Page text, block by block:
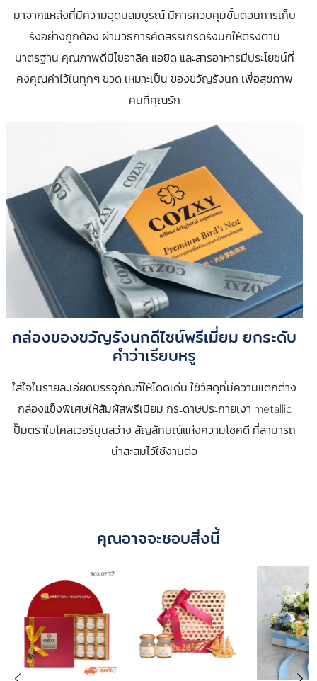
มาจากแหล่งที่มีความอุดมสมบูรณ์ มีการควบคุมขั้นตอนการเก็บ
รังอย่างถูกต้อง ผ่านวิธีการคัดสรรเกรดรังนกให้ตรงตาม
มาตรฐาน คุณภาพดีมีไซอาลิค แอซิด และสารอาหารมีประโยชน์ที่
คงคุณค่าไว้ในทุกๆ ขวด เหมาะเป็น ของขวัญรังนก เพื่อสุขภาพ
คนที่คุณรัก
กล่องของขวัญรังนกดีไซน์พรีเมี่ยม ยกระดับ
คำว่าเรียบหรู
ใส่ใจในรายละเอียดบรรจุภัณฑ์ให้โดดเด่น ใช้วัสดุที่มีความแตกต่าง
กล่องแข็งพิเศษให้สัมผัสพรีเมียม กระดาษประกายเงา metallic
ปั๊มตราใบโคลเวอร์นูนสว่าง สัญลักษณ์แห่งความโชคดี ที่สามารถ
นำสะสมไว้ใช้งานต่อ
คุณอาจจะชอบสิ่งนี้